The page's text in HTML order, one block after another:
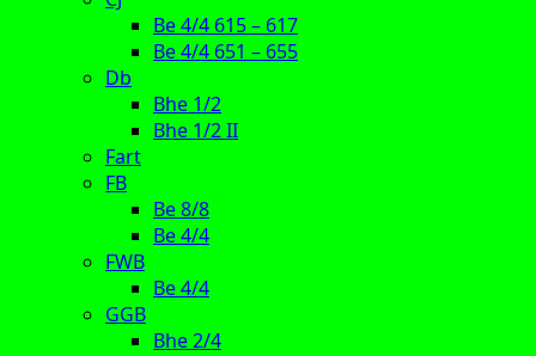
Be 4/4 615 – 617
Be 4/4 651 – 655
Db
Bhe 1/2
Bhe 1/2 II
Fart
FB
Be 8/8
Be 4/4
FWB
Be 4/4
GGB
Bhe 2/4